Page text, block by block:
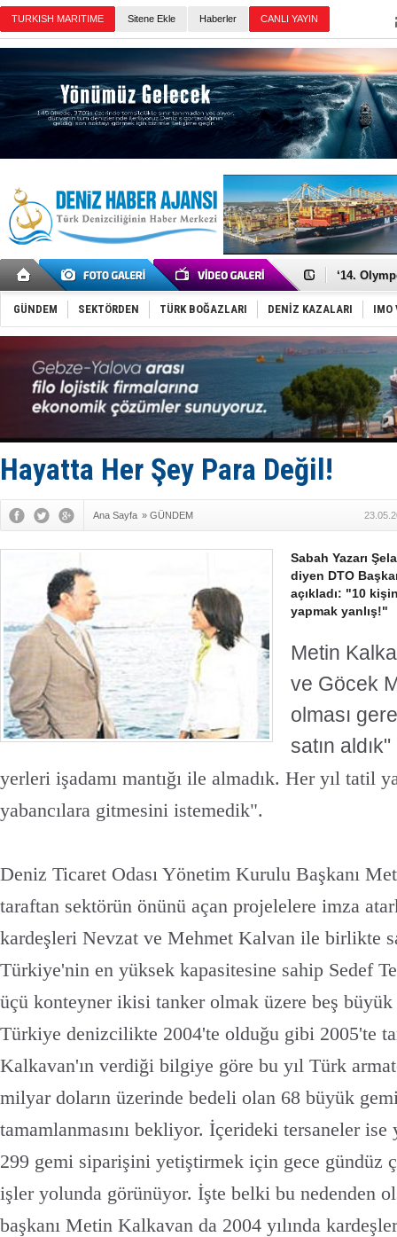
Sitene Ekle Haberler
Denizcilik
‘14.
Taksi
TÜRKLİM
SOCAR da
D-Marin,
Van’da
GÜNDEM SEKTÖRDEN TÜRK BOĞAZLARI DENİZ KAZALARI IMO
Hayatta Her Şey Para Değil!
Ana Sayfa » GÜNDEM
Sabah Yazarı
diyen DTO
açıkladı: "10
yapmak yanlış!"
Metin
ve Göcek
olması
satın
yerleri işadamı mantığı ile almadık. Her yıl tatil
yabancılara gitmesini istemedik".
Deniz Ticaret Odası Yönetim Kurulu Başkanı
taraftan sektörün önünü açan projelelere imza
kardeşleri Nevzat ve Mehmet Kalvan ile birlikte
Türkiye'nin en yüksek kapasitesine sahip Sedef
üçü konteyner ikisi tanker olmak üzere beş
Türkiye denizcilikte 2004'te olduğu gibi 2005'te
Kalkavan'ın verdiği bilgiye göre bu yıl Türk
milyar doların üzerinde bedeli olan 68 büyük
tamamlanmasını bekliyor. İçerideki tersaneler
299 gemi siparişini yetiştirmek için gece gündüz
işler yolunda görünüyor. İşte belki bu nedenden
başkanı Metin Kalkavan da 2004 yılında